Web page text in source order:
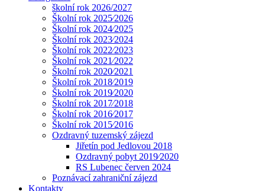
školní rok 2026/2027
Školní rok 2025⁄2026
Školní rok 2024⁄2025
Školní rok 2023⁄2024
Školní rok 2022⁄2023
Školní rok 2021⁄2022
Školní rok 2020⁄2021
Školní rok 2018⁄2019
Školní rok 2019⁄2020
Školní rok 2017⁄2018
Školní rok 2016⁄2017
Školní rok 2015⁄2016
Ozdravný tuzemský zájezd
Jiřetín pod Jedlovou 2018
Ozdravný pobyt 2019⁄2020
RS Lubenec červen 2024
Poznávací zahraniční zájezd
Kontakty